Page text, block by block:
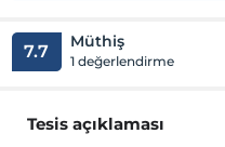
7.7 Müthiş
1 değerlendirme
Tesis açıklaması